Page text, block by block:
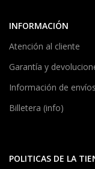
INFORMACIÓN
Atención al cliente
Garantía y
Información de envíos
Billetera (info)
POLITICAS DE LA